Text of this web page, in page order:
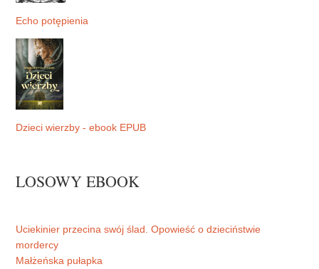
Echo potępienia
Dzieci wierzby - ebook EPUB
LOSOWY EBOOK
Uciekinier przecina swój ślad. Opowieść o dzieciństwie
mordercy
Małżeńska pułapka